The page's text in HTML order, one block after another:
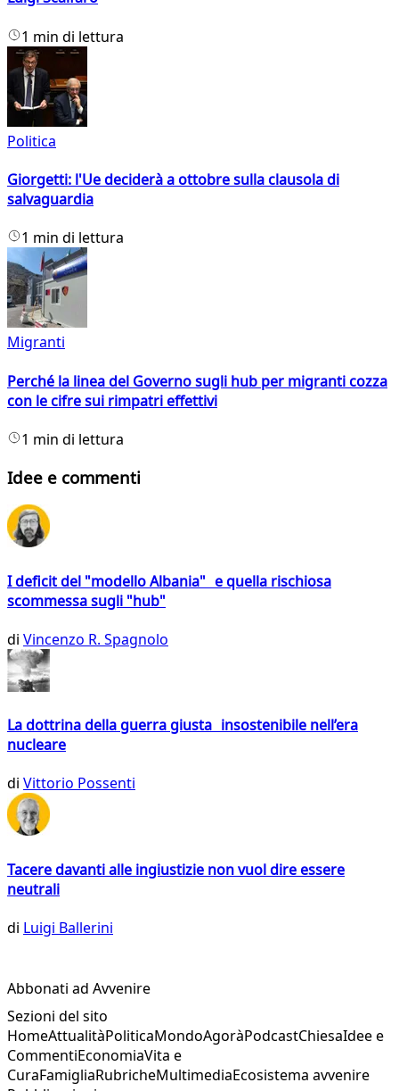
1 min di lettura
Politica
Giorgetti: l'Ue deciderà a ottobre sulla clausola di
salvaguardia
1 min di lettura
Migranti
Perché la linea del Governo sugli hub per migranti cozza
con le cifre sui rimpatri effettivi
1 min di lettura
Idee e commenti
I deficit del "modello Albania" e quella rischiosa
scommessa sugli "hub"
di Vincenzo R. Spagnolo
La dottrina della guerra giusta insostenibile nell’era
nucleare
di Vittorio Possenti
Tacere davanti alle ingiustizie non vuol dire essere
neutrali
di Luigi Ballerini
Abbonati ad Avvenire
Sezioni del sito
HomeAttualitàPoliticaMondoAgoràPodcastChiesaIdee e
CommentiEconomiaVita e
CuraFamigliaRubricheMultimediaEcosistema avvenire